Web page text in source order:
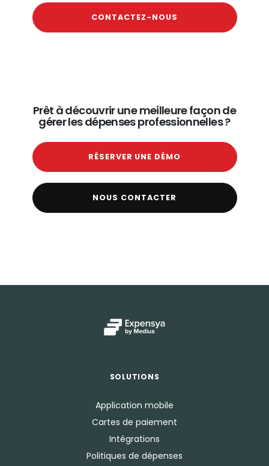
CONTACTEZ-NOUS
Prêt à découvrir une meilleure façon de
gérer les dépenses professionnelles ?
RÉSERVER UNE DÉMO
NOUS CONTACTER
SOLUTIONS
Application mobile
Cartes de paiement
Intégrations
Politiques de dépenses